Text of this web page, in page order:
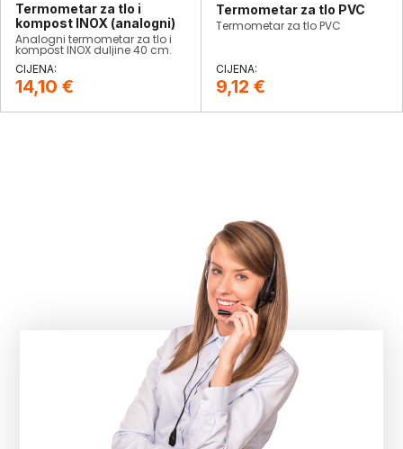
Termometar za tlo i
kompost INOX (analogni)
Analogni termometar za tlo i
kompost INOX duljine 40 cm.
14,10 €
Termometar za tlo PVC
Termometar za tlo PVC
9,12 €